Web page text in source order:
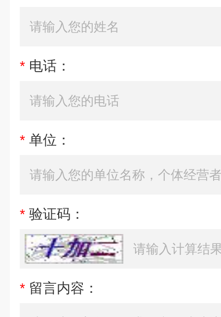
* 电话：
* 单位：
* 验证码：
* 留言内容：